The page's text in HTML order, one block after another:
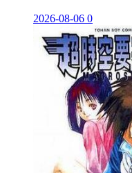
2026-08-06 0